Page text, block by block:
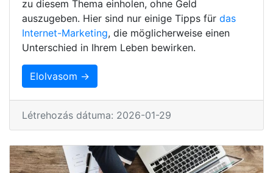
zu diesem Thema einholen, ohne Geld
auszugeben. Hier sind nur einige Tipps für das
Internet-Marketing, die möglicherweise einen
Unterschied in Ihrem Leben bewirken.
Elolvasom →
Létrehozás dátuma: 2026-01-29